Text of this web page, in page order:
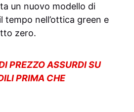
un nuovo modello di
tempo nell’ottica green e
zero.
PREZZO ASSURDI SU
PRIMA CHE